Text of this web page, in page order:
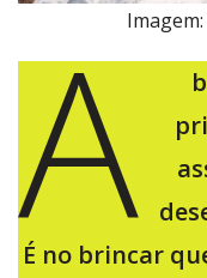
A
É no brincar